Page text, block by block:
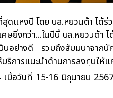
แห่งปี โดย บล.หยวนต้า ได้ร่
ษยิ่งกว่า...ในปีนี้ บล.หยวนต้า
อย่างดี รวมถึงสัมมนาจากนัก
การแนะนำด้านการลงทุนให้แ
เมื่อวันที่ 15-16 มิถุนายน